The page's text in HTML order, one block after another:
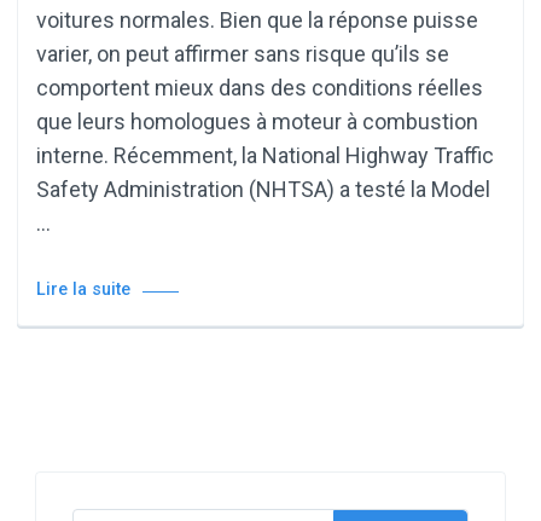
voitures normales. Bien que la réponse puisse
varier, on peut affirmer sans risque qu’ils se
comportent mieux dans des conditions réelles
que leurs homologues à moteur à combustion
interne. Récemment, la National Highway Traffic
Safety Administration (NHTSA) a testé la Model
…
Lire la suite